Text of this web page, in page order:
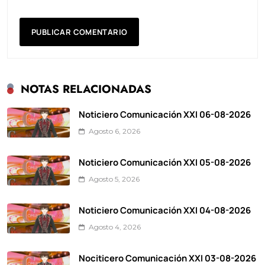
NOTAS RELACIONADAS
Noticiero Comunicación XXI 06-08-2026
Agosto 6, 2026
Noticiero Comunicación XXI 05-08-2026
Agosto 5, 2026
Noticiero Comunicación XXI 04-08-2026
Agosto 4, 2026
Nociticero Comunicación XXI 03-08-2026